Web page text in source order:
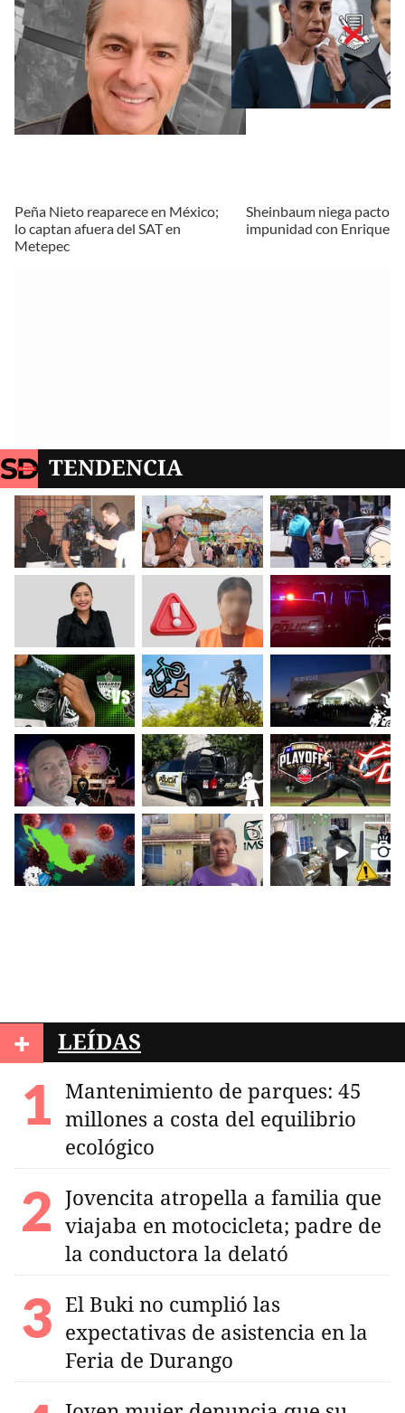
Peña Nieto reaparece en México;
lo captan afuera del SAT en
Metepec
Sheinbaum niega pacto
impunidad con Enrique
TENDENCIA
+ LEÍDAS
Mantenimiento de parques: 45
millones a costa del equilibrio
ecológico
Jovencita atropella a familia que
viajaba en motocicleta; padre de
la conductora la delató
El Buki no cumplió las
expectativas de asistencia en la
Feria de Durango